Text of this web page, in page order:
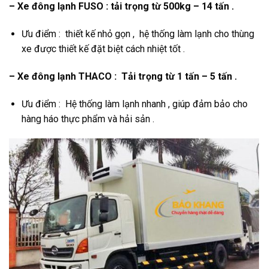
– Xe đông lạnh FUSO : tải trọng từ 500kg – 14 tấn .
Ưu điểm : thiết kế nhỏ gọn , hệ thống làm lạnh cho thùng
xe được thiết kế đặt biệt cách nhiệt tốt .
– Xe đông lạnh THACO : Tải trọng từ 1 tấn – 5 tấn .
Ưu điểm : Hệ thống làm lạnh nhanh , giúp đảm bảo cho
hàng háo thực phẩm và hải sản .